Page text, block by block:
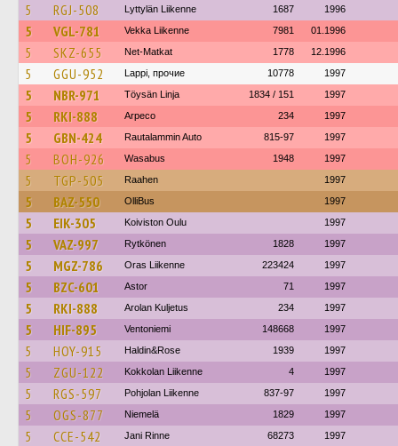
5 RGJ-508 Lyttylän Liikenne 1687 1996
5 VGL-781 Vekka Liikenne 7981 01.1996
5 SKZ-655 Net-Matkat 1778 12.1996
5 GGU-952 Lappi, прочие 10778 1997
5 NBR-971 Töysän Linja 1834 / 151 1997
5 RKI-888 Arpeco 234 1997
5 GBN-424 Rautalammin Auto 815-97 1997
5 BOH-926 Wasabus 1948 1997
5 TGP-505 Raahen 1997
5 BAZ-550 OlliBus 1997
5 EIK-305 Koiviston Oulu 1997
5 VAZ-997 Rytkönen 1828 1997
5 MGZ-786 Oras Liikenne 223424 1997
5 BZC-601 Astor 71 1997
5 RKI-888 Arolan Kuljetus 234 1997
5 HIF-895 Ventoniemi 148668 1997
5 HOY-915 Haldin&Rose 1939 1997
5 ZGU-122 Kokkolan Liikenne 4 1997
5 RGS-597 Pohjolan Liikenne 837-97 1997
5 OGS-877 Niemelä 1829 1997
5 CCE-542 Jani Rinne 68273 1997